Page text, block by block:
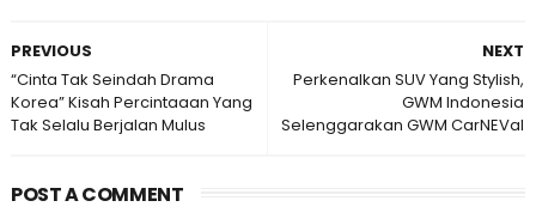
NEXT
Perkenalkan SUV Yang Stylish,
GWM Indonesia
Selenggarakan GWM CarNEVal
PREVIOUS
“Cinta Tak Seindah Drama
Korea” Kisah Percintaaan Yang
Tak Selalu Berjalan Mulus
POST A COMMENT